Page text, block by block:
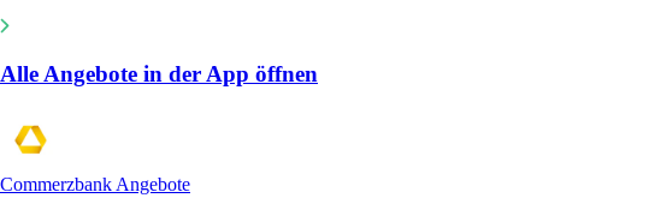
Alle Angebote in der App öffnen
Commerzbank Angebote